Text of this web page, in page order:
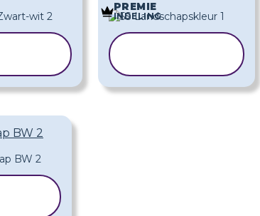
PREMIE
INDELING
BW 2